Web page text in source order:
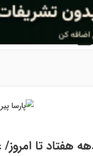
دهه هفتاد تا